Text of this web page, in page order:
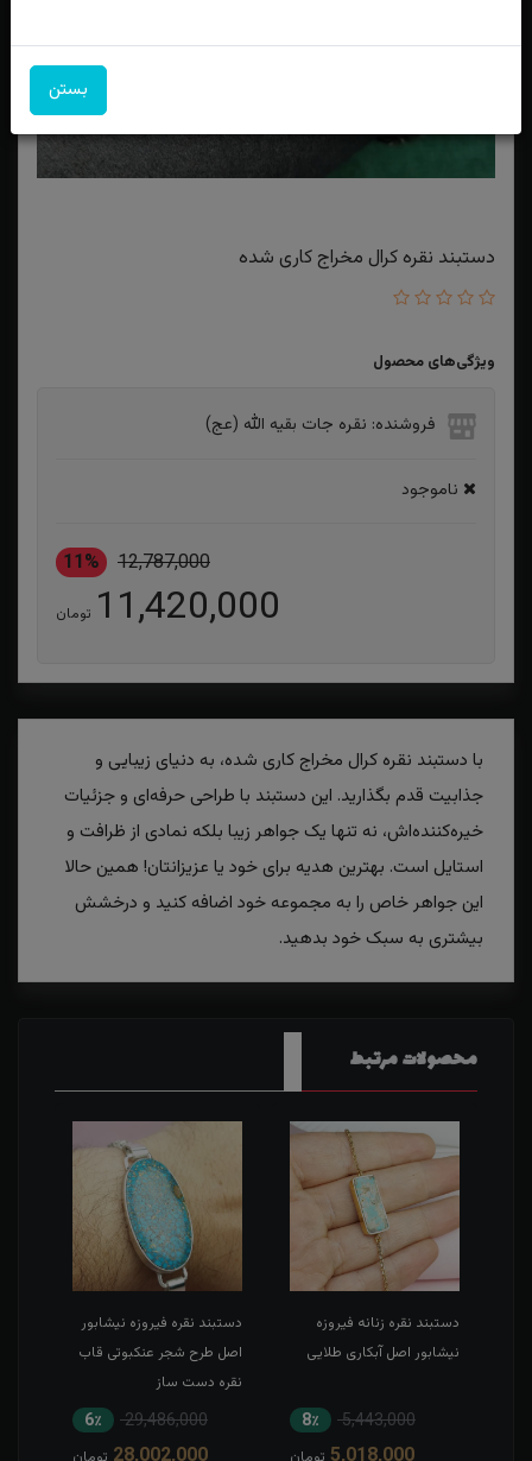
دستبند نقره کرال مخراج کاری شده
ویژگی‌های محصول
فروشنده: نقره جات بقیه الله (عج)
ناموجود
12,787,000
11%
11,420,000 تومان
با دستبند نقره کرال مخراج کاری شده، به دنیای زیبایی و
جذابیت قدم بگذارید. این دستبند با طراحی حرفه‌ای و جزئیات
خیره‌کننده‌اش، نه تنها یک جواهر زیبا بلکه نمادی از ظرافت و
استایل است. بهترین هدیه برای خود یا عزیزانتان! همین حالا
این جواهر خاص را به مجموعه خود اضافه کنید و درخشش
بیشتری به سبک خود بدهید.
محصولات مرتبط
دستبند نقره زنانه فیروزه
نیشابور اصل آبکاری طلایی
5,443,000 8٪
دستبند نقره فیروزه نیشابور
اصل طرح شجر عنکبوتی قاب
نقره دست ساز
29,486,000 6٪
بستن